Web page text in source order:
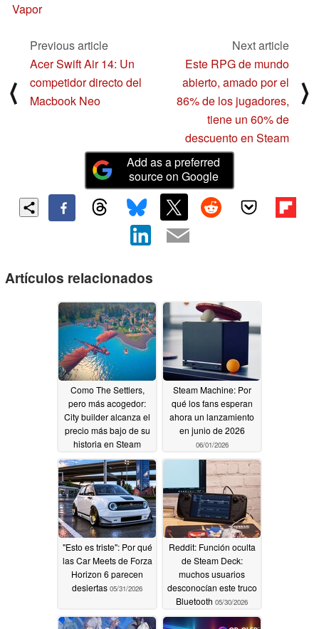
Vapor
⟨
Previous article
Acer Swift Air 14: Un
competidor directo del
Macbook Neo
Next article
Este RPG de mundo
abierto, amado por el
86% de los jugadores,
tiene un 60% de
descuento en Steam
⟩
Add as a preferred
source on Google
Artículos relacionados
Como The Settlers,
pero más acogedor:
City builder alcanza el
precio más bajo de su
historia en Steam
06/02/2026
Steam Machine: Por
qué los fans esperan
ahora un lanzamiento
en junio de 2026
06/01/2026
"Esto es triste": Por qué
las Car Meets de Forza
Horizon 6 parecen
desiertas 05/31/2026
Reddit: Función oculta
de Steam Deck:
muchos usuarios
desconocían este truco
Bluetooth 05/30/2026